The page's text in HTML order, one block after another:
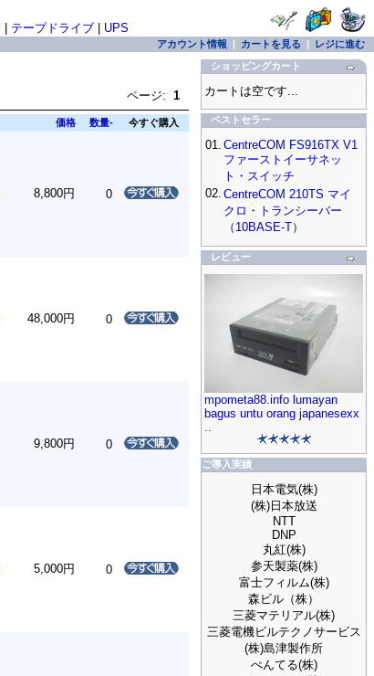
テープドライブ| UPS
アカウント情報 | カートを見る | レジに進む
ページ: 1
価格 数量- 今すぐ購入
8,800円 0
48,000円 0
9,800円 0
5,000円 0
ショッピングカート
カートは空です...
ベストセラー
01. CentreCOM FS916TX V1
ファーストイーサネッ
ト・スイッチ
02. CentreCOM 210TS マイ
クロ・トランシーバー
（10BASE-T）
レビュー
mpometa88.info lumayan
bagus untu orang japanesexx
..
ご導入実績
日本電気(株)
(株)日本放送
NTT
DNP
丸紅(株)
参天製薬(株)
富士フィルム(株)
森ビル（株）
三菱マテリアル(株)
三菱電機ビルテクノサービス
(株)島津製作所
ぺんてる(株)